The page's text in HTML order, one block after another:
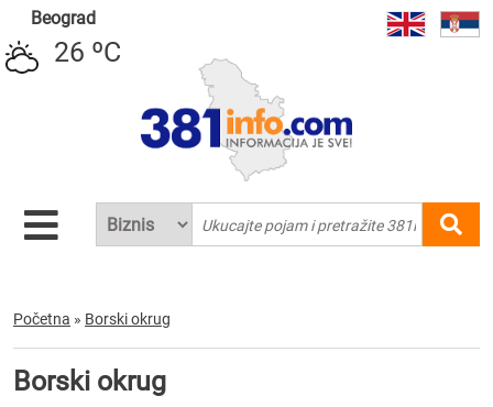
Beograd
26 ºC
Početna » Borski okrug
Borski okrug